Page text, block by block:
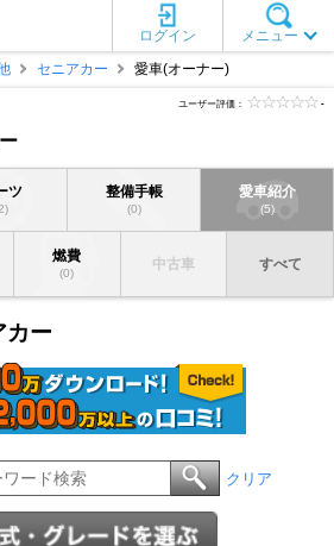
メニュー
ログイン
セニアカー 愛車(オーナー)
ユーザー評価： -
ツ 整備手帳
(0)
愛車紹介
(5)
燃費
(0)
中古車 すべて
ー
クリア